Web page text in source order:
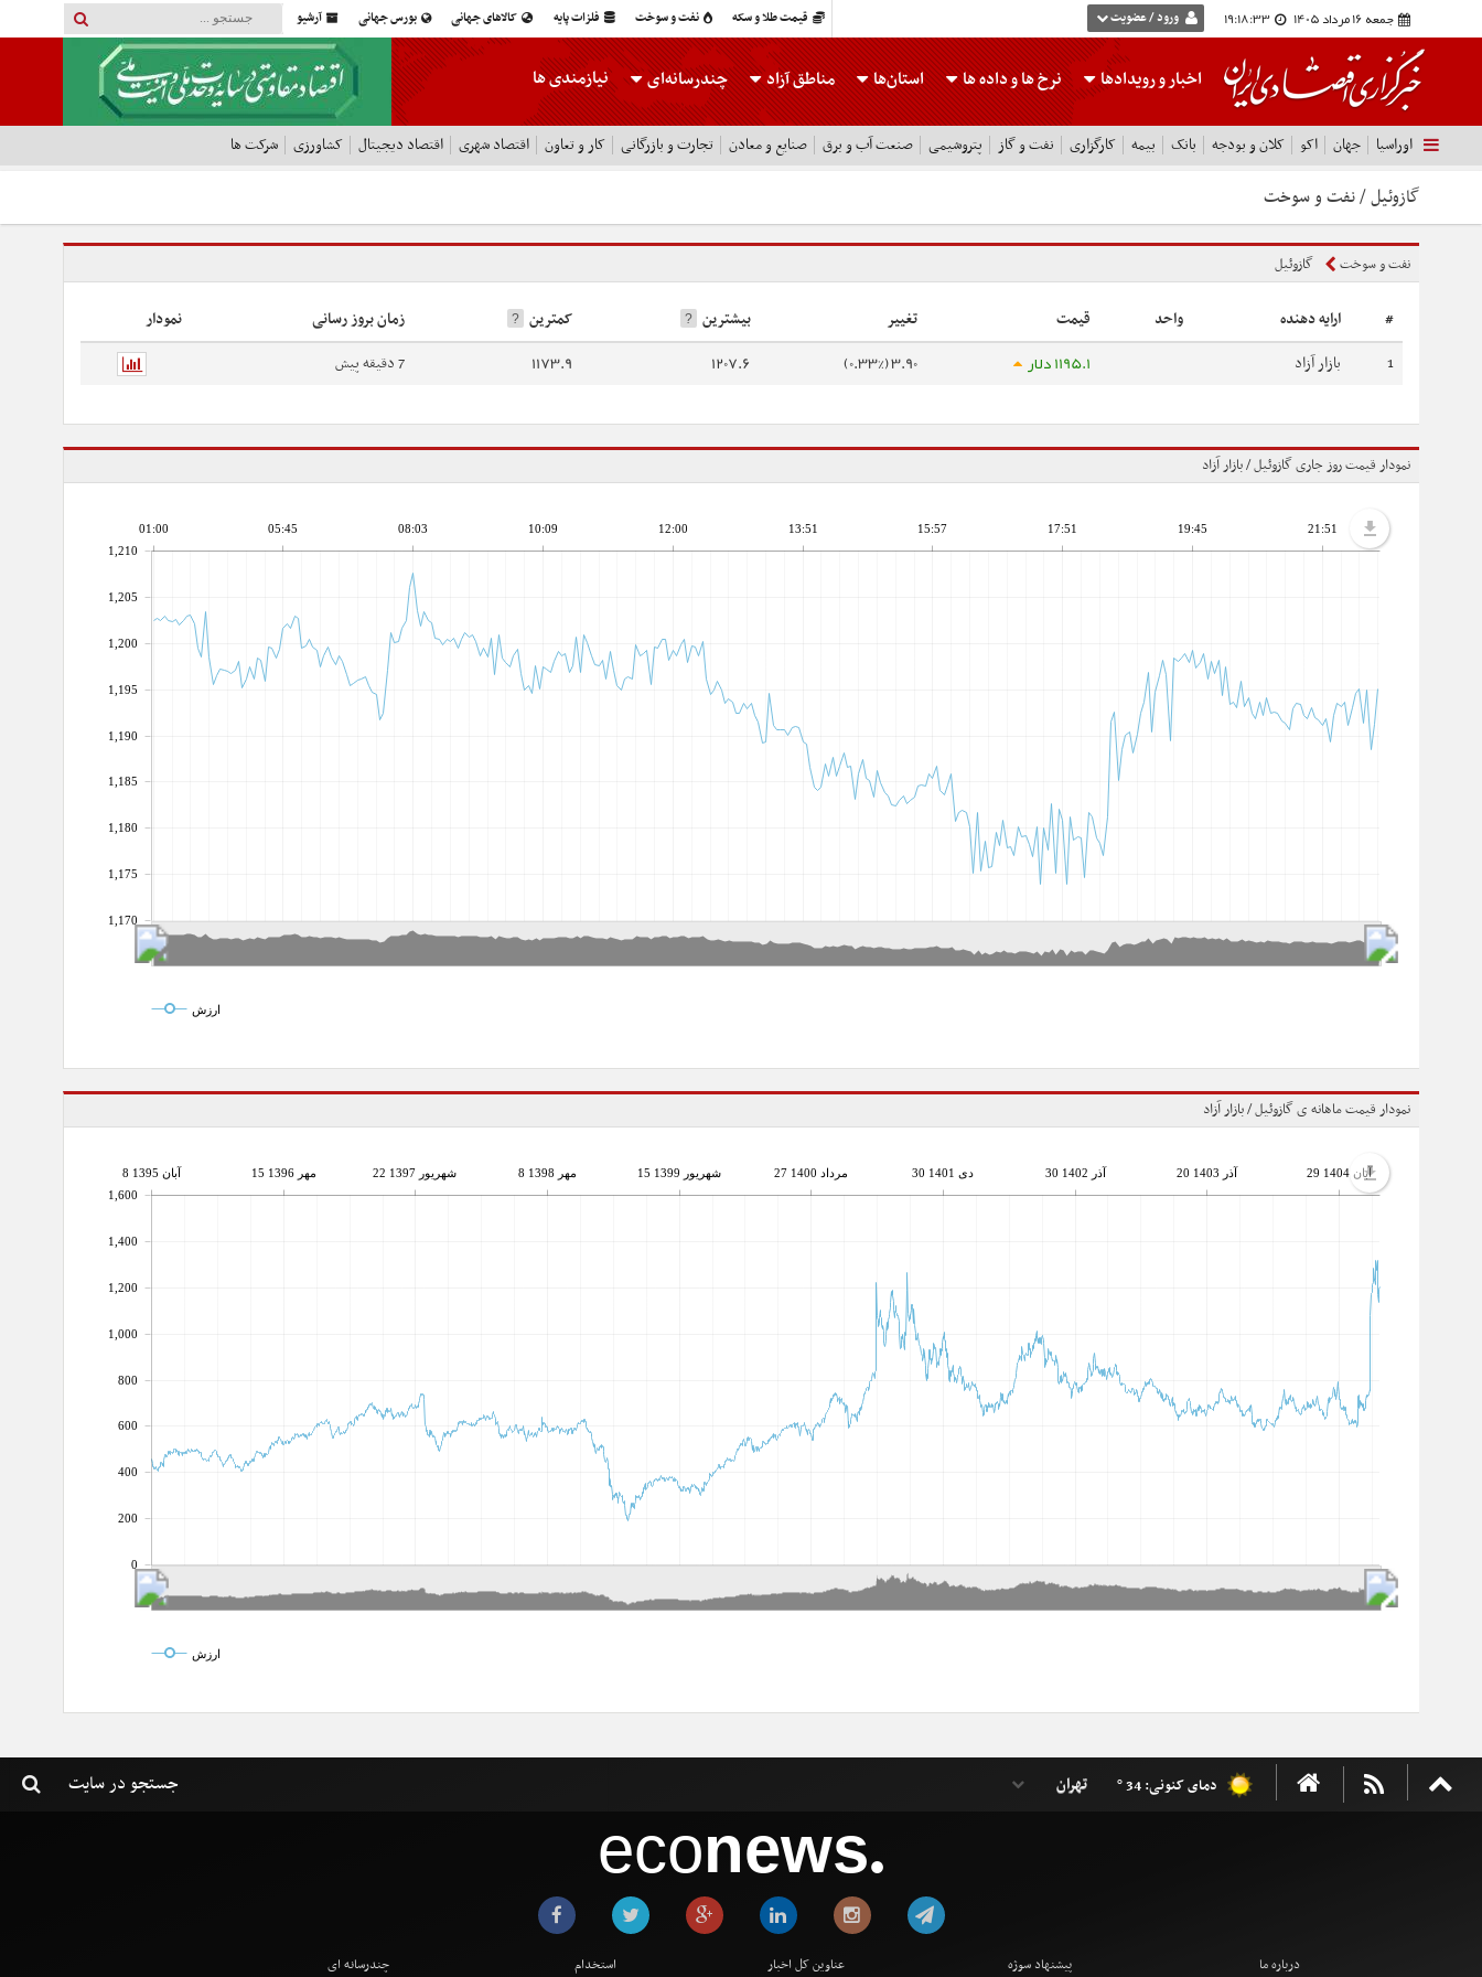
قیمت طلا و سکه نفت و سوخت فلزات پایه کالاهای جهانی بورس جهانی آرشیو جمعه 16 مرداد 1405 19:18:33 ورود / عضویت
اخبار و رویدادها نرخ هاو داده ها استان‌ها مناطق آزاد چندرسانه‌ای نیازمندی ها
اوراسیا جهان اکو کلان و بودجه بانک بیمه کارگزاری نفت و گاز پتروشیمی صنعت آب و برق صنایع و معادن تجارت و بازرگانی کار و تعاون اقتصاد شهری اقتصاد دیجیتال کشاورزی شرکت ها
گازوئیل / نفت و سوخت
نفت و سوخت گازوئیل
# ارایه دهنده واحد قیمت تغییر بیشترین ? کمترین ? زمان بروز رسانی
نمودار
1
بازار آزاد 1195.1 دلار 3.90 (0.33%)
1207.6
1173.9 7 دقیقه پیش
نمودار قیمت روز جاری گازوئیل / بازار آزاد
01:00 05:45 08:03 10:09 12:00 13:51 15:57 17:51 19:45 21:51
1,170
1,175
1,180
1,185
1,190
1,195
1,200
1,205
1,210
ارزش
نمودار قیمت ماهانه ی گازوئیل / بازار آزاد
8 آبان 1395 15 مهر 1396 22 شهریور 1397 8 مهر 1398 15 شهریور 1399 27 مرداد 1400 30 دی 1401 30 آذر 1402 20 آذر 1403 29 آبان 1404
0
200
400
600
800
1,000
1,200
1,400
1,600
ارزش
دمای کنونی: 34 °
econews●
درباره ما پیشنهاد سوژه عناوین کل اخبار استخدام چندرسانه ای